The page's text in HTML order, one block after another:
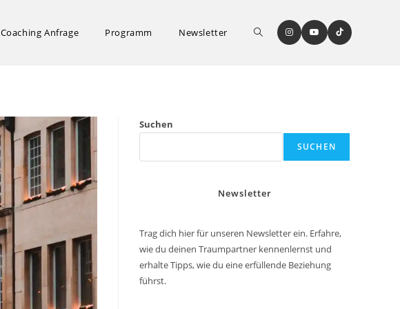
Coaching Anfrage Programm Newsletter Website-
umschalten
Suchen
SUCHEN
Newsletter
Trag dich hier für unseren Newsletter ein. Erfahre,
wie du deinen Traumpartner kennenlernst und
erhalte Tipps, wie du eine erfüllende Beziehung
führst.